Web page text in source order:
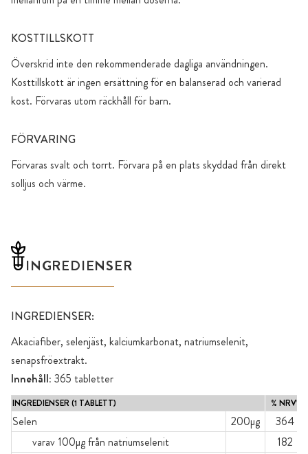
KOSTTILLSKOTT
Överskrid inte den rekommenderade dagliga användningen.
Kosttillskott är ingen ersättning för en balanserad och varierad
kost. Förvaras utom räckhåll för barn.
FÖRVARING
Förvaras svalt och torrt. Förvara på en plats skyddad från direkt
solljus och värme.
INGREDIENSER
INGREDIENSER:
Akaciafiber, selenjäst, kalciumkarbonat, natriumselenit,
senapsfröextrakt.
Innehåll: 365 tabletter
INGREDIENSER (1 TABLETT) % NRV*
Selen 200µg
364
varav 100µg från natriumselenit
182